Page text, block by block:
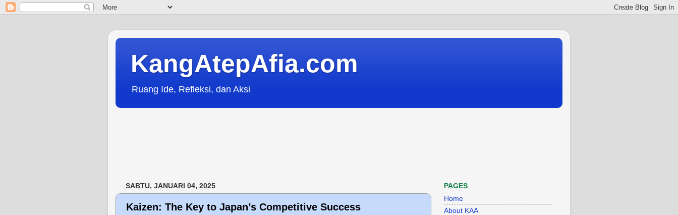
KangAtepAfia.com
Ruang Ide, Refleksi, dan Aksi
SABTU, JANUARI 04, 2025
Kaizen: The Key to Japan’s Competitive Success
PAGES
Home
About KAA